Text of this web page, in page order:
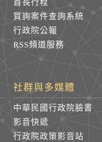
首長行程
質詢案件查詢系統
行政院公報
RSS頻道服務
社群與多媒體
中華民國行政院臉書
影音快遞
行政院政策影音站